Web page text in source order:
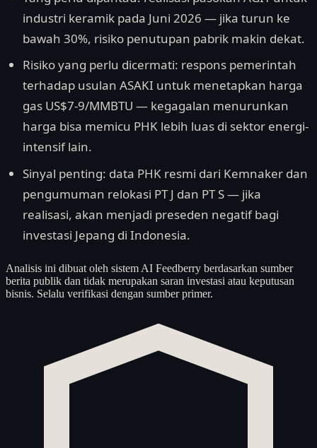
industri keramik pada Juni 2026 — jika turun ke
bawah 30%, risiko penutupan pabrik makin dekat.
Risiko yang perlu dicermati: respons pemerintah
terhadap usulan ASAKI untuk menetapkan harga
gas US$7-9/MMBTU — kegagalan menurunkan
harga bisa memicu PHK lebih luas di sektor energi-
intensif lain.
Sinyal penting: data PHK resmi dari Kemnaker dan
pengumuman relokasi PT J dan PT S — jika
realisasi, akan menjadi preseden negatif bagi
investasi Jepang di Indonesia.
Analisis ini dibuat oleh sistem AI Feedberry berdasarkan sumber
berita publik dan tidak merupakan saran investasi atau keputusan
bisnis. Selalu verifikasi dengan sumber primer.